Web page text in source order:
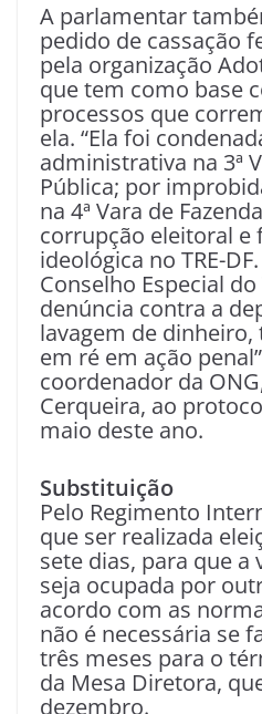
A parlamentar
pedido de cassação
pela organização
que tem como base
processos que
ela. “Ela foi
administrativa na 3ª
Pública; por
na 4ª Vara de
corrupção eleitoral e
ideológica no TRE-
Conselho Especial do
denúncia contra a
lavagem de
em ré em ação
coordenador da
Cerqueira, ao
maio deste ano.
Substituição
Pelo Regimento
que ser realizada
sete dias, para que a
seja ocupada por
acordo com as
não é necessária se
três meses para o
da Mesa Diretora,
dezembro.